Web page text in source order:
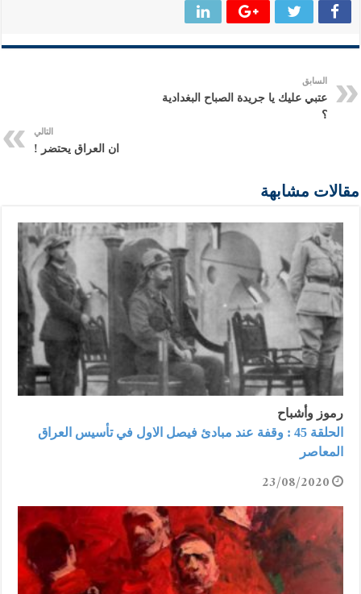
السابق
عتبي عليك يا جريدة الصباح البغدادية
؟
التالي
ان العراق يحتضر !
مقالات مشابهة
رموز وأشباح
الحلقة 45 : وقفة عند مبادئ فيصل الاول في تأسيس العراق
المعاصر
23/08/2020